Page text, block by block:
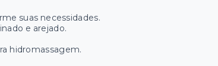
suas necessidades.
e arejado.
hidromassagem.